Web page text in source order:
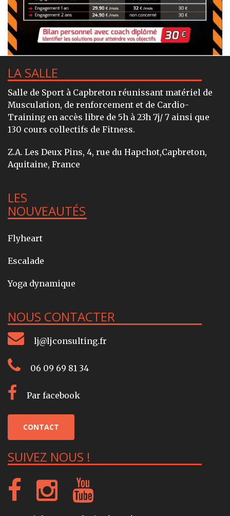
LA SALLE
Salle de Sport à Capbreton réunissant matériel de
Musculation, de renforcement et de Cardio-
Training en accès libre de 5h à 23h 7j/ 7 ainsi que
130 cours collectifs de Fitness.
Z.A. Les Deux Pins, 4, rue du Hapchot,Capbreton,
Aquitaine, France
LES
NOUVEAUTÉS
Flyheart
Escalade
Yoga dynamique
NOUS CONTACTER
lj@ljconsulting.fr
06 09 69 81 34
Par facebook
CONTACT
SUIVEZ NOUS !